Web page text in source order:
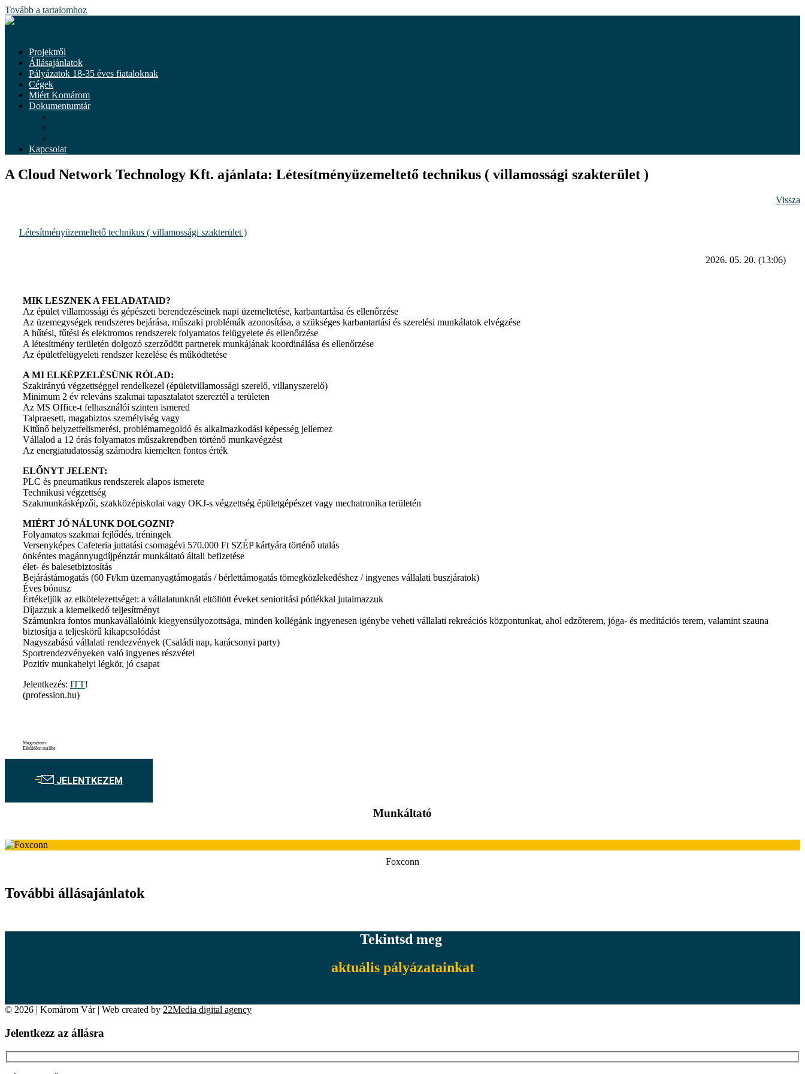
Tovább a tartalomhoz
Projektről
Állásajánlatok
Pályázatok 18-35 éves fiataloknak
Cégek
Miért Komárom
Dokumentumtár
Kapcsolat
A Cloud Network Technology Kft. ajánlata: Létesítményüzemeltető technikus ( villamossági szakterület )
Vissza
Létesítményüzemeltető technikus ( villamossági szakterület )
2026. 05. 20. (13:06)
MIK LESZNEK A FELADATAID?
Az épület villamossági és gépészeti berendezéseinek napi üzemeltetése, karbantartása és ellenőrzése
Az üzemegységek rendszeres bejárása, műszaki problémák azonosítása, a szükséges karbantartási és szerelési munkálatok elvégzése
A hűtési, fűtési és elektromos rendszerek folyamatos felügyelete és ellenőrzése
A létesítmény területén dolgozó szerződött partnerek munkájának koordinálása és ellenőrzése
Az épületfelügyeleti rendszer kezelése és működtetése
A MI ELKÉPZELÉSÜNK RÓLAD:
Szakirányú végzettséggel rendelkezel (épületvillamossági szerelő, villanyszerelő)
Minimum 2 év releváns szakmai tapasztalatot szereztél a területen
Az MS Office-t felhasználói szinten ismered
Talpraesett, magabiztos személyiség vagy
Kitűnő helyzetfelismerési, problémamegoldó és alkalmazkodási képesség jellemez
Vállalod a 12 órás folyamatos műszakrendben történő munkavégzést
Az energiatudatosság számodra kiemelten fontos érték
ELŐNYT JELENT:
PLC és pneumatikus rendszerek alapos ismerete
Technikusi végzettség
Szakmunkásképzői, szakközépiskolai vagy OKJ-s végzettség épületgépészet vagy mechatronika területén
MIÉRT JÓ NÁLUNK DOLGOZNI?
Folyamatos szakmai fejlődés, tréningek
Versenyképes Cafeteria juttatási csomagévi 570.000 Ft SZÉP kártyára történő utalás
önkéntes magánnyugdíjpénztár munkáltató általi befizetése
élet- és balesetbiztosítás
Bejárástámogatás (60 Ft/km üzemanyagtámogatás / bérlettámogatás tömegközlekedéshez / ingyenes vállalati buszjáratok)
Éves bónusz
Értékeljük az elkötelezettséget: a vállalatunknál eltöltött éveket senioritási pótlékkal jutalmazzuk
Díjazzuk a kiemelkedő teljesítményt
Számunkra fontos munkavállalóink kiegyensúlyozottsága, minden kollégánk ingyenesen igénybe veheti vállalati rekreációs központunkat, ahol edzőterem, jóga- és meditációs terem, valamint szauna
biztosítja a teljeskörű kikapcsolódást
Nagyszabású vállalati rendezvények (Családi nap, karácsonyi party)
Sportrendezvényeken való ingyenes részvétel
Pozitív munkahelyi légkör, jó csapat
Jelentkezés: ITT!
(profession.hu)
Megosztom
Elküldöm mailbe
JELENTKEZEM
Munkáltató
Foxconn
További állásajánlatok
Tekintsd meg
aktuális pályázatainkat
© 2026 | Komárom Vár | Web created by 22Media digital agency
Jelentkezz az állásra